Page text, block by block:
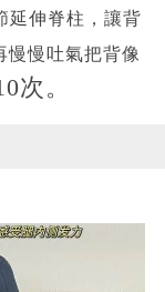
延伸脊柱，讓背
慢慢吐氣把背像
次。